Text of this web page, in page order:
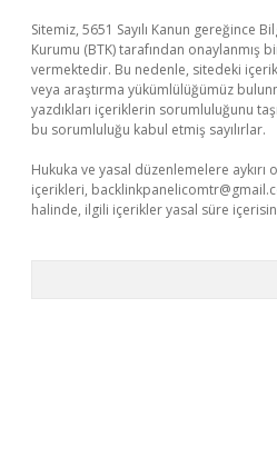
Sitemiz, 5651 Sayılı Kanun gereğince
Kurumu (BTK) tarafından onaylanmış
vermektedir. Bu nedenle, sitedeki
veya araştırma yükümlülüğümüz
yazdıkları içeriklerin sorumluluğunu
bu sorumluluğu kabul etmiş sayılırlar.
Hukuka ve yasal düzenlemelere
içerikleri,
halinde, ilgili içerikler yasal süre